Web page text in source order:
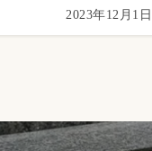
2023年12月1日